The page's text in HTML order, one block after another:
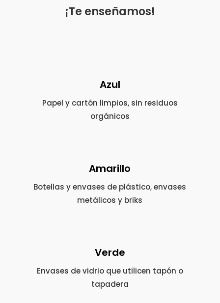
¡Te enseñamos!
Azul
Papel y cartón limpios, sin residuos
orgánicos
Amarillo
Botellas y envases de plástico, envases
metálicos y briks
Verde
Envases de vidrio que utilicen tapón o
tapadera